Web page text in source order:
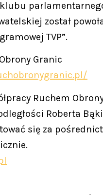
został
TVP”.
Granic
Ruchem
Roberta
się za